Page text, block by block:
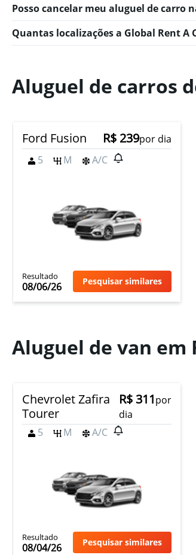
Posso cancelar meu aluguel de carro
Quantas localizações a Global Rent A
Aluguel de carros
Ford Fusion R$ 239por dia
5
M A/C
Resultado
08/06/26 Pesquisar similares
Aluguel de van
Chevrolet Zafira
Tourer
R$ 311por
dia
5
M A/C
Resultado
08/04/26 Pesquisar similares